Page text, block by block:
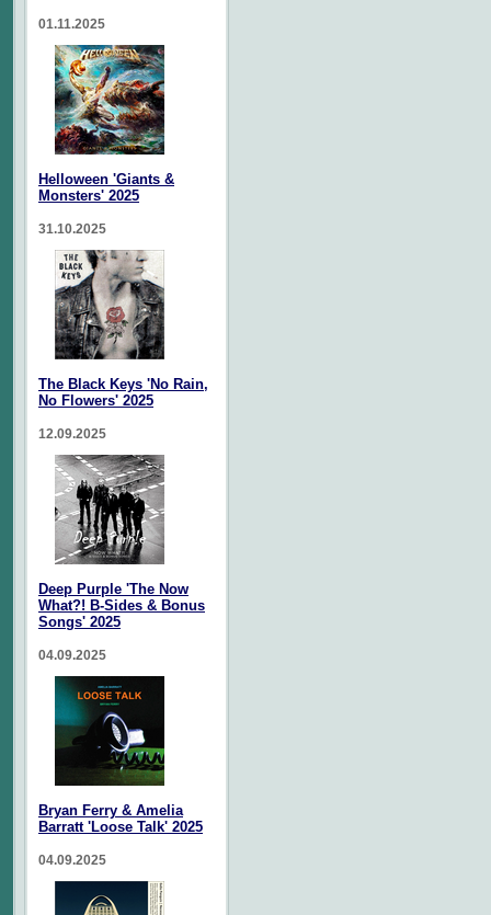
01.11.2025
Helloween 'Giants &
Monsters' 2025
31.10.2025
The Black Keys 'No Rain,
No Flowers' 2025
12.09.2025
Deep Purple 'The Now
What?! B-Sides & Bonus
Songs' 2025
04.09.2025
Bryan Ferry & Amelia
Barratt 'Loose Talk' 2025
04.09.2025